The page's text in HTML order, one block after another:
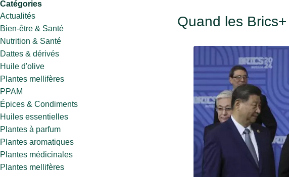
Catégories
Actualités
Bien-être & Santé
Nutrition & Santé
Dattes & dérivés
Huile d'olive
Plantes mellifères
PPAM
Épices & Condiments
Huiles essentielles
Plantes à parfum
Plantes aromatiques
Plantes médicinales
Plantes mellifères
Quand les